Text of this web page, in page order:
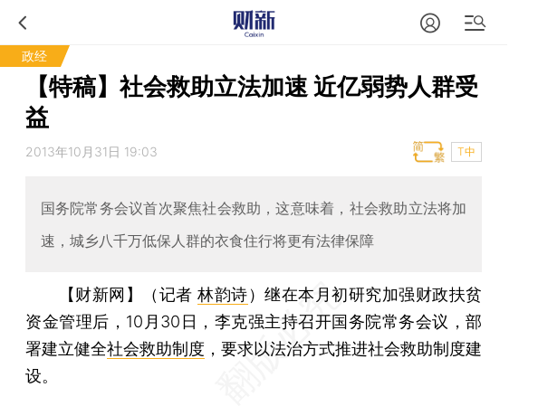
政经
【特稿】社会救助立法加速 近亿弱势人群受
益
2013年10月31日 19:03 T中
国务院常务会议首次聚焦社会救助，这意味着，社会救助立法将加
速，城乡八千万低保人群的衣食住行将更有法律保障
【财新网】（记者林韵诗）继在本月初研究加强财政扶贫
资金管理后，10月30日，李克强主持召开国务院常务会议，部
署建立健全社会救助制度 ，要求以法治方式推进社会救助制度建
设。